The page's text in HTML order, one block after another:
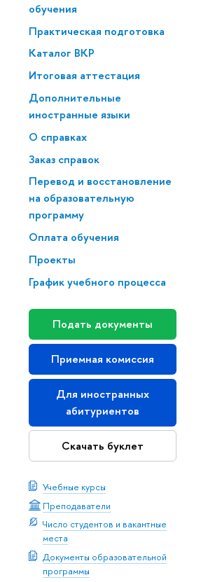
обучения
Практическая подготовка
Каталог ВКР
Итоговая аттестация
Дополнительные
иностранные языки
О справках
Заказ справок
Перевод и восстановление
на образовательную
программу
Оплата обучения
Проекты
График учебного процесса
Подать документы
Приемная комиссия
Для иностранных
абитуриентов
Скачать буклет
Учебные курсы
Преподаватели
Число студентов и вакантные
места
Документы образовательной
программы